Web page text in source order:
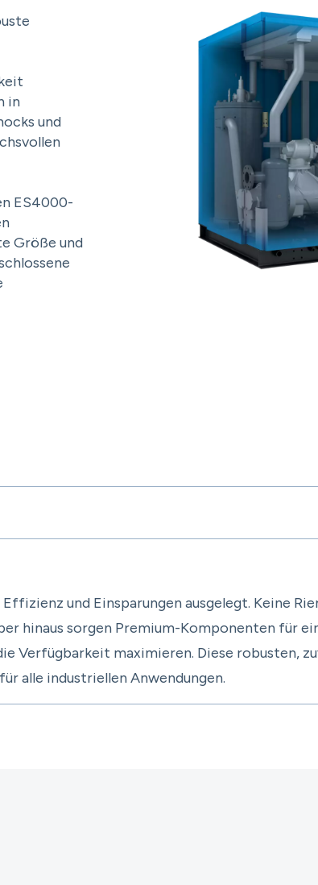
in
und
ES4000-
Größe und
und Einsparungen ausgelegt. Keine
hinaus sorgen Premium-Komponenten für
Verfügbarkeit maximieren. Diese robusten,
alle industriellen Anwendungen.